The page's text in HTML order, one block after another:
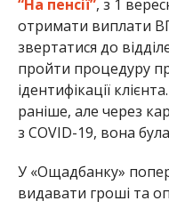
“На пенсії”, з 1
отримати виплати
звертатися до
пройти процедуру
ідентифікації
раніше, але через
з COVID-19, вона
У «Ощадбанку»
видавати гроші та